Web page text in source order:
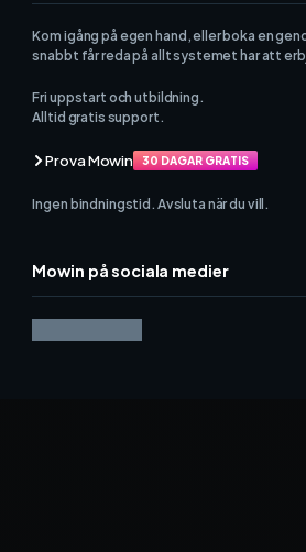
Mowin på sociala medier
Kom igång på egen hand, eller boka en
snabbt får reda på allt systemet har att
Fri uppstart och utbildning.
Alltid gratis support.
Prova Mowin 30 DAGAR GRATIS
Ingen bindningstid. Avsluta när du vill.